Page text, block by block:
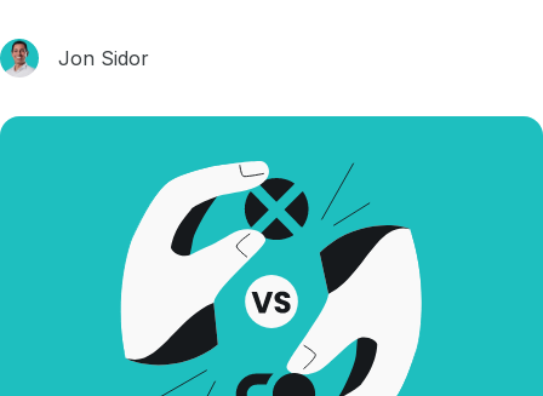
Jon Sidor